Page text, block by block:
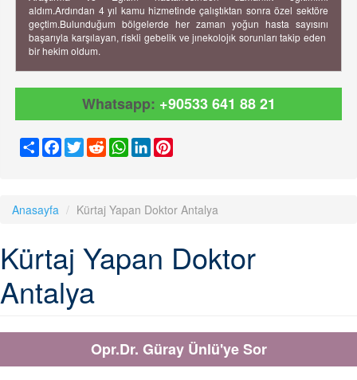
aldım.Ardından 4 yıl kamu hizmetinde çalıştıktan sonra özel sektöre
geçtim.Bulunduğum bölgelerde her zaman yoğun hasta sayısını
başarıyla karşılayan, riskli gebelik ve jınekolojık sorunları takip eden
bir hekim oldum.
Whatsapp: +90533 641 88 21
ShareFacebook
TwitterRedditWhatsApp
LinkedIn
Anasayfa Kürtaj Yapan Doktor Antalya
Kürtaj Yapan Doktor
Antalya
Opr.Dr. Güray Ünlü'ye Sor